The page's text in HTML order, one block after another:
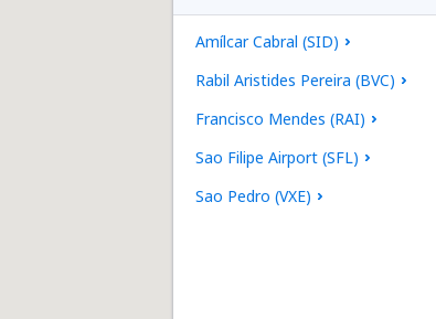
Amílcar Cabral (SID)
Rabil Aristides Pereira (BVC)
Francisco Mendes (RAI)
Sao Filipe Airport (SFL)
Sao Pedro (VXE)